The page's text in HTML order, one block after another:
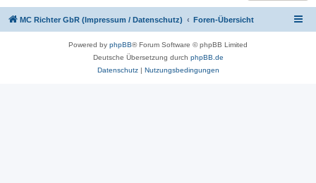
MC Richter GbR (Impressum / Datenschutz) Foren-Übersicht
Powered by phpBB® Forum Software © phpBB Limited
Deutsche Übersetzung durch phpBB.de
Datenschutz| Nutzungsbedingungen